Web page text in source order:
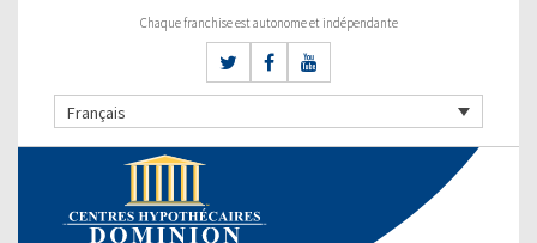
Chaque franchise est autonome et indépendante
Français